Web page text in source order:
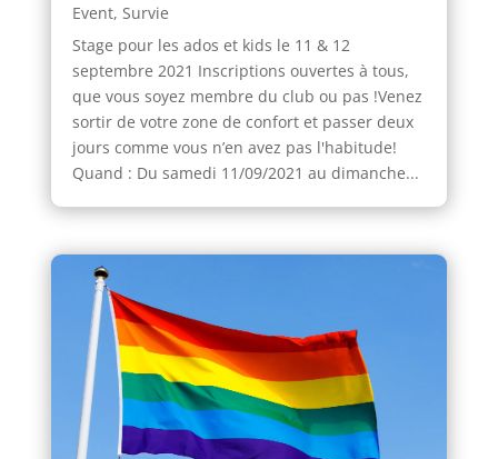
Event, Survie
Stage pour les ados et kids le 11 & 12
septembre 2021 Inscriptions ouvertes à tous,
que vous soyez membre du club ou pas !Venez
sortir de votre zone de confort et passer deux
jours comme vous n’en avez pas l'habitude!
Quand : Du samedi 11/09/2021 au dimanche...